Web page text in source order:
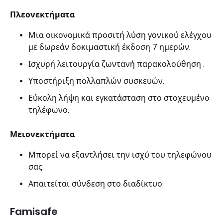
Πλεονεκτήματα
Μια οικονομικά προσιτή λύση γονικού ελέγχου
με δωρεάν δοκιμαστική έκδοση 7 ημερών.
Ισχυρή λειτουργία ζωντανή παρακολούθηση .
Υποστήριξη πολλαπλών συσκευών.
Εύκολη λήψη και εγκατάσταση στο στοχευμένο
τηλέφωνο.
Μειονεκτήματα
Μπορεί να εξαντλήσει την ισχύ του τηλεφώνου
σας.
Απαιτείται σύνδεση στο διαδίκτυο.
Famisafe